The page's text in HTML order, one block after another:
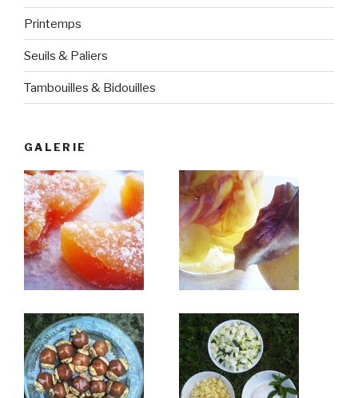
Printemps
Seuils & Paliers
Tambouilles & Bidouilles
GALERIE